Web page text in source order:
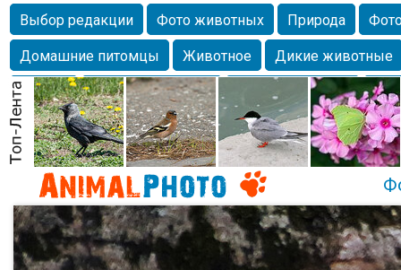
Выбор редакции Фото животных Природа
Домашние питомцы
Животное
Дикие животные
Собаки
Alexanderandronik Млекопитающие
Морда
Собачка Осень Портрет
Домашние
Насекомое
Коты Lebert Дикие птицы Утка